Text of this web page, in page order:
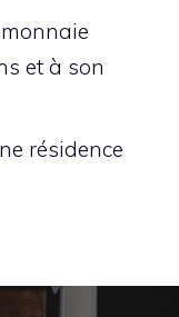
et à son
résidence